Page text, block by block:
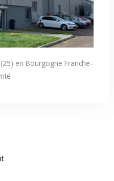
en Bourgogne Franche-